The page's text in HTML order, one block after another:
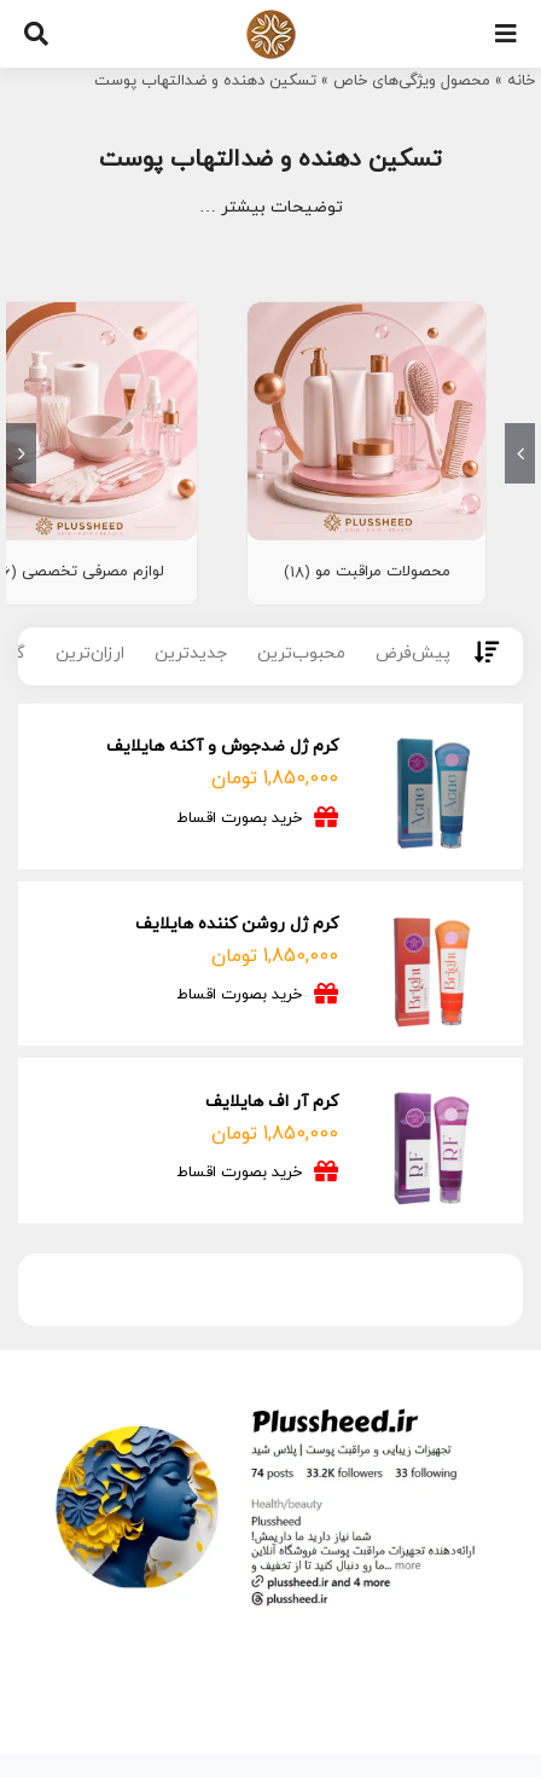
Skip
content
خانه » محصول ویژگی‌های خاص » تسکین دهنده و ضدالتهاب پوست
تسکین دهنده و ضدالتهاب پوست
توضیحات بیشتر …
محصولات مراقبت مو (18) لوازم مصرفی تخصصی (16)
پیش‌فرض محبوب‌ترین جدیدترین ارزان‌ترین
کرم ژل ضدجوش و آکنه هایلایف
1,850,000 تومان
خرید بصورت اقساط
کرم ژل روشن کننده هایلایف
1,850,000 تومان
خرید بصورت اقساط
کرم آر اف هایلایف
1,850,000 تومان
خرید بصورت اقساط